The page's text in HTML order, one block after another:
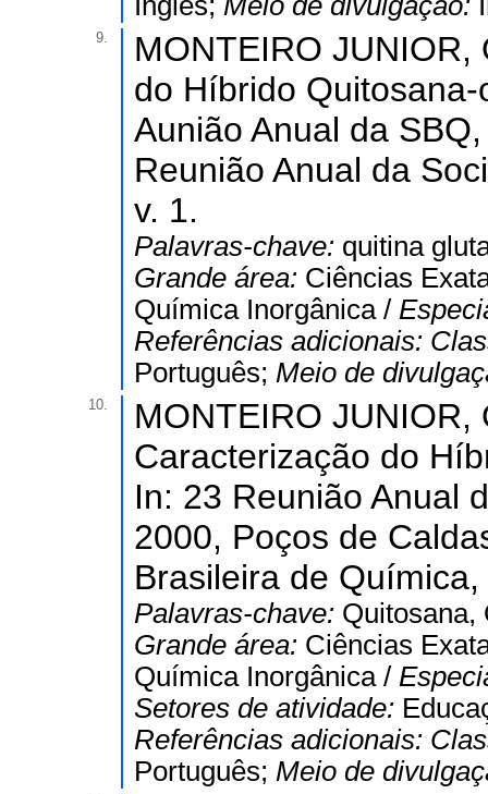
9.
MONTEIRO JUNIOR,
do Híbrido
Aunião Anual da
Reunião Anual da
v. 1.
Palavras-chave: quitina
Grande área: Ciências
Química Inorgânica /
Referências adicionais:
Português; Meio de
10.
MONTEIRO JUNIOR,
Caracterização do
In: 23 Reunião Anual
2000, Poços de
Brasileira de
Palavras-chave: Quitosana,
Grande área: Ciências
Química Inorgânica /
Setores de atividade:
Referências adicionais:
Português; Meio de